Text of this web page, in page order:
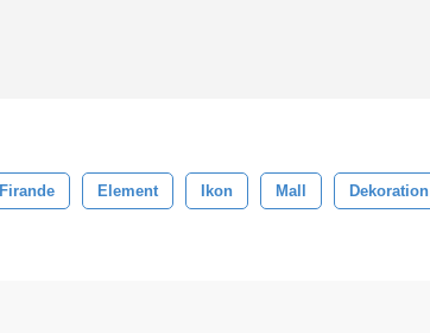
Firande Element Ikon Mall Dekoration